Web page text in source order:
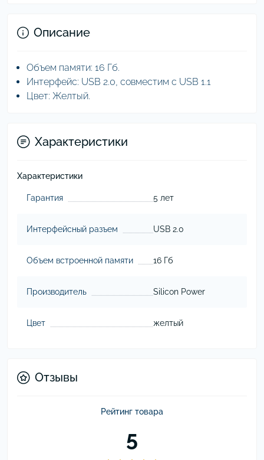
Описание
Объем памяти: 16 Гб.
Интерфейс: USB 2.0, совместим с USB 1.1
Цвет: Желтый.
Характеристики
Характеристики
Гарантия 5 лет
Интерфейсный разъем USB 2.0
Объем встроенной памяти 16 Гб
Производитель Silicon Power
Цвет желтый
Отзывы
Рейтинг товара
5